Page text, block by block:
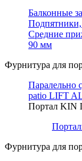
Балконные
Средние
90 мм
Фурнитура для
Паралельно
patio LIFT
Портал KIN
Фурнитура для